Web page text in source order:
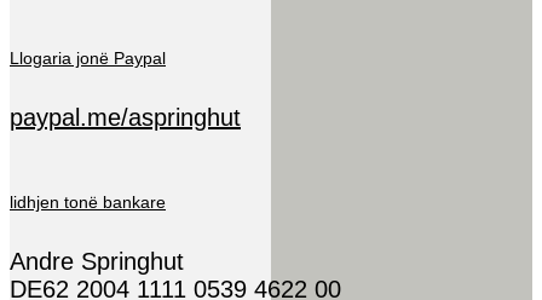
Llogaria jonë Paypal
paypal.me/aspringhut
lidhjen tonë bankare
Andre Springhut
DE62 2004 1111 0539 4622 00